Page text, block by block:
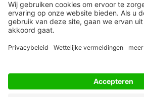
Privacy Statement
Algemene Voorwaarden